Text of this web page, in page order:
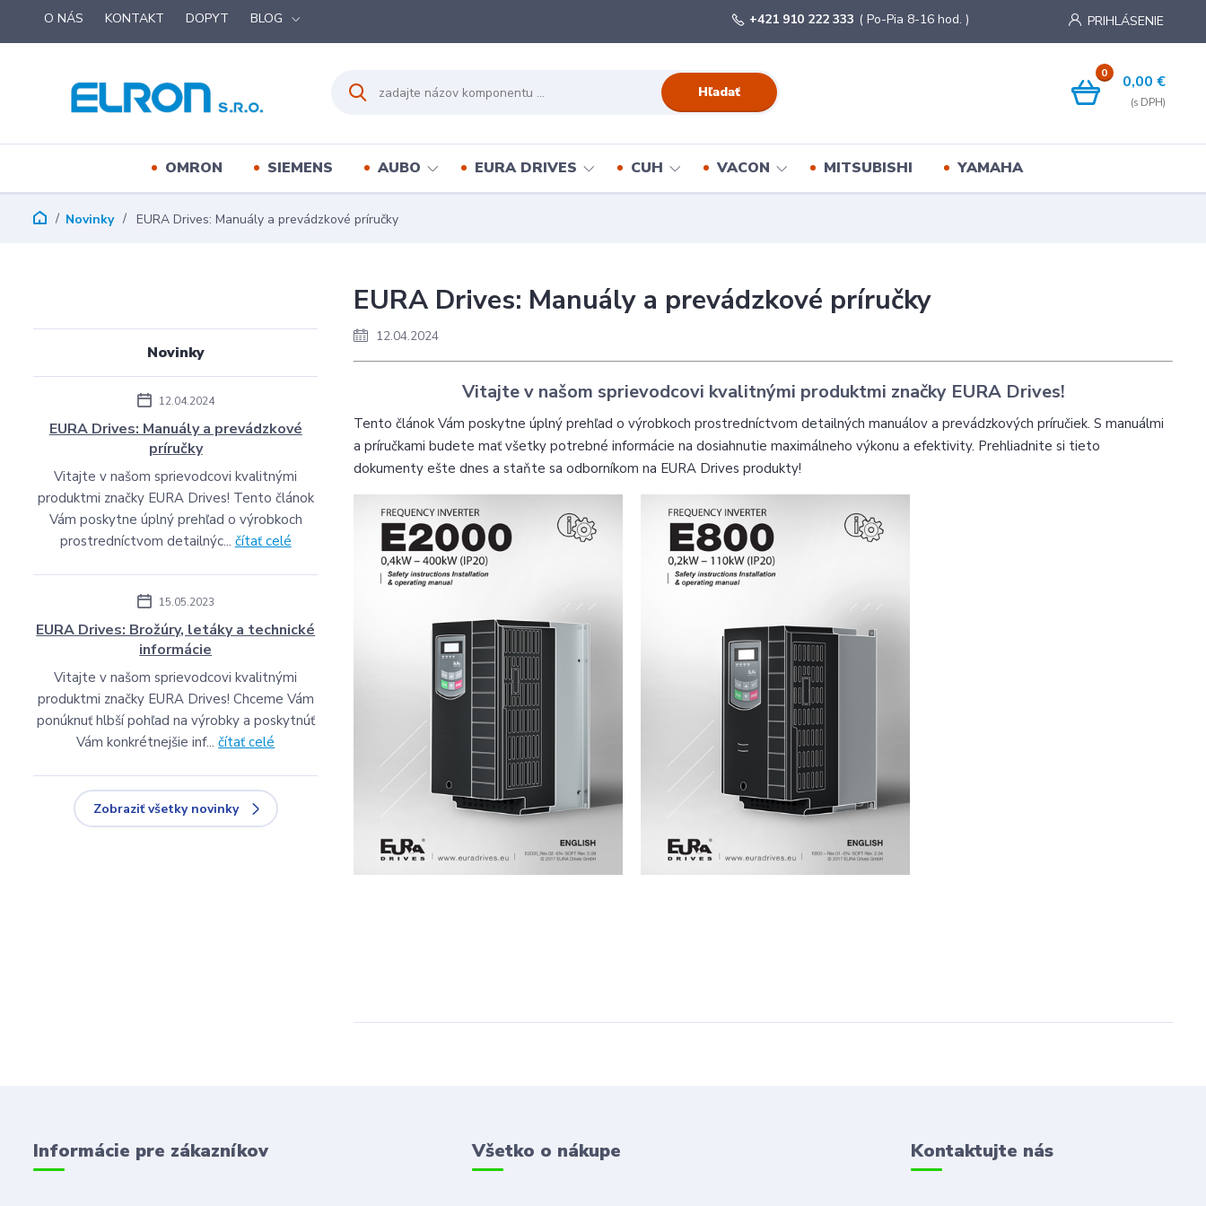
O NÁS KONTAKT DOPYT BLOG PRIHLÁSENIE
Hľadať
+421 910 222 333 ( Po-Pia 8-16 hod. )
0 0,00 €
OMRON SIEMENS AUBO EURA DRIVES CUH VACON MITSUBISHI YAMAHA
Novinky EURA Drives: Manuály a prevádzkové príručky
Novinky
12.04.2024
EURA Drives: Manuály a prevádzkové
príručky
Vitajte v našom sprievodcovi kvalitnými
produktmi značky EURA Drives! Tento článok
Vám poskytne úplný prehľad o výrobkoch
prostredníctvom detailnýc... čítať celé
15.05.2023
EURA Drives: Brožúry, letáky a technické
informácie
Vitajte v našom sprievodcovi kvalitnými
produktmi značky EURA Drives! Chceme Vám
ponúknuť hlbší pohľad na výrobky a poskytnúť
Vám konkrétnejšie inf...čítať celé
Zobraziť všetky novinky
EURA Drives: Manuály a prevádzkové príručky
12.04.2024
Vitajte v našom sprievodcovi kvalitnými produktmi značky EURA Drives!
Tento článok Vám poskytne úplný prehľad o výrobkoch prostredníctvom detailných manuálov a prevádzkových príručiek. S manuálmi
a príručkami budete mať všetky potrebné informácie na dosiahnutie maximálneho výkonu a efektivity. Prehliadnite si tieto
dokumenty ešte dnes a staňte sa odborníkom na EURA Drives produkty!
Informácie pre zákazníkov Všetko o nákupe Kontaktujte nás